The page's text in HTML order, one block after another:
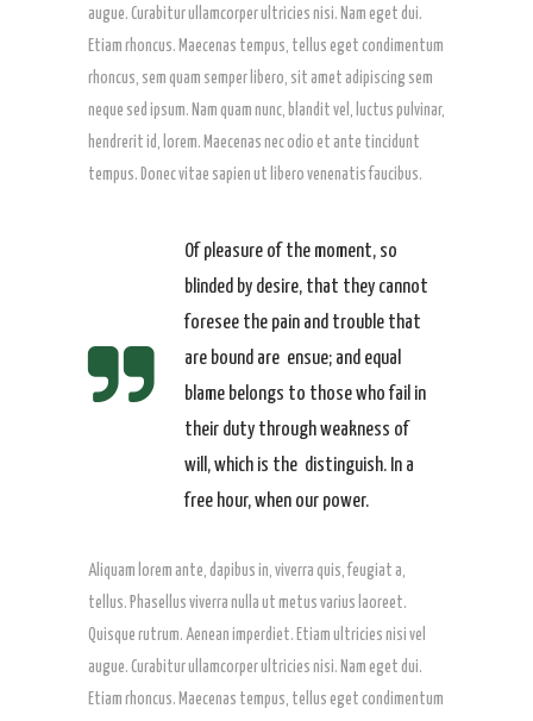
augue. Curabitur ullamcorper ultricies nisi. Nam eget dui.
Etiam rhoncus. Maecenas tempus, tellus eget condimentum
rhoncus, sem quam semper libero, sit amet adipiscing sem
neque sed ipsum. Nam quam nunc, blandit vel, luctus pulvinar,
hendrerit id, lorem. Maecenas nec odio et ante tincidunt
tempus. Donec vitae sapien ut libero venenatis faucibus.
Of pleasure of the moment, so
blinded by desire, that they cannot
foresee the pain and trouble that
are bound are ensue; and equal
blame belongs to those who fail in
their duty through weakness of
will, which is the distinguish. In a
free hour, when our power.
Aliquam lorem ante, dapibus in, viverra quis, feugiat a,
tellus. Phasellus viverra nulla ut metus varius laoreet.
Quisque rutrum. Aenean imperdiet. Etiam ultricies nisi vel
augue. Curabitur ullamcorper ultricies nisi. Nam eget dui.
Etiam rhoncus. Maecenas tempus, tellus eget condimentum